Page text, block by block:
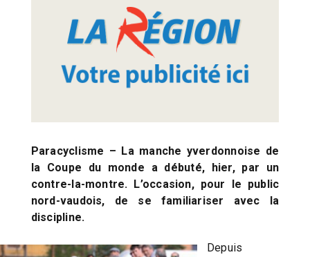
Paracyclisme – La manche yverdonnoise de
la Coupe du monde a débuté, hier, par un
contre-la-montre. L’occasion, pour le public
nord-vaudois, de se familiariser avec la
discipline.
Depuis